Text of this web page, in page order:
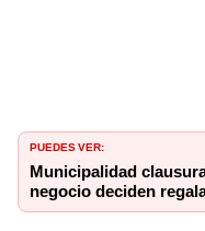
PUEDES VER:
Municipalidad
negocio deciden